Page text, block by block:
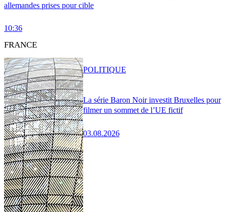
allemandes prises pour cible
10:36
FRANCE
La série Baron Noir investit Bruxelles pour
filmer un sommet de l’UE fictif
03.08.2026
POLITIQUE